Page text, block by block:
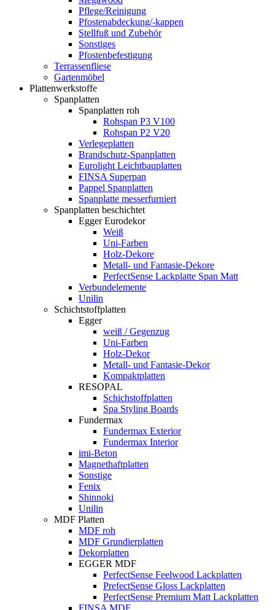
Pflege/Reinigung
Pfostenabdeckung/-kappen
Stellfuß und Zubehör
Sonstiges
Pfostenbefestigung
Terrassenfliese
Gartenmöbel
Plattenwerkstoffe
Spanplatten
Spanplatten roh
Rohspan P3 V100
Rohspan P2 V20
Verlegeplatten
Brandschutz-Spanplatten
Eurolight Leichtbauplatten
FINSA Superpan
Pappel Spanplatten
Spanplatte messerfurniert
Spanplatten beschichtet
Egger Eurodekor
Weiß
Uni-Farben
Holz-Dekore
Metall- und Fantasie-Dekore
PerfectSense Lackplatte Span Matt
Verbundelemente
Unilin
Schichtstoffplatten
Egger
weiß / Gegenzug
Uni-Farben
Holz-Dekor
Metall- und Fantasie-Dekor
Kompaktplatten
RESOPAL
Schichstoffplatten
Spa Styling Boards
Fundermax
Fundermax Exterior
Fundermax Interior
imi-Beton
Magnethaftplatten
Sonstige
Fenix
Shinnoki
Unilin
MDF Platten
MDF roh
MDF Grundierplatten
Dekorplatten
EGGER MDF
PerfectSense Feelwood Lackplatten
PrefectSense Gloss Lackplatten
PerfectSense Premium Matt Lackplatten
FINSA MDF